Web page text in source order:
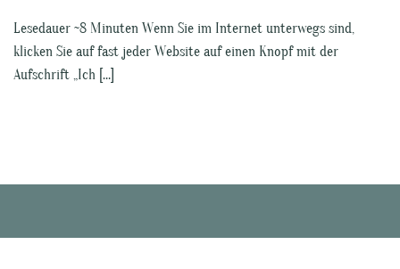
Lesedauer ~8 Minuten Wenn Sie im Internet unterwegs sind,
klicken Sie auf fast jeder Website auf einen Knopf mit der
Aufschrift „Ich […]